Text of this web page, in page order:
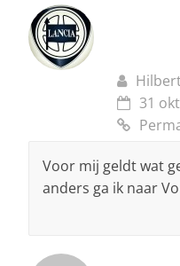
31
Voor mij geldt wat
anders ga ik naar